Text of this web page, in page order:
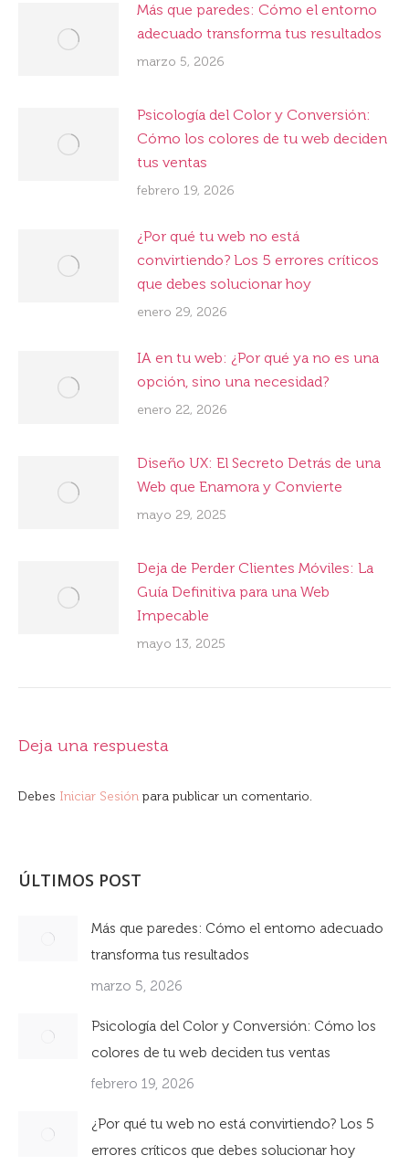
Más que paredes: Cómo el entorno
adecuado transforma tus resultados
marzo 5, 2026
Psicología del Color y Conversión:
Cómo los colores de tu web deciden
tus ventas
febrero 19, 2026
¿Por qué tu web no está
convirtiendo? Los 5 errores críticos
que debes solucionar hoy
enero 29, 2026
IA en tu web: ¿Por qué ya no es una
opción, sino una necesidad?
enero 22, 2026
Diseño UX: El Secreto Detrás de una
Web que Enamora y Convierte
mayo 29, 2025
Deja de Perder Clientes Móviles: La
Guía Definitiva para una Web
Impecable
mayo 13, 2025
Deja una respuesta
Debes Iniciar Sesión para publicar un comentario.
ÚLTIMOS POST
Más que paredes: Cómo el entorno adecuado
transforma tus resultados
marzo 5, 2026
Psicología del Color y Conversión: Cómo los
colores de tu web deciden tus ventas
febrero 19, 2026
¿Por qué tu web no está convirtiendo? Los 5
errores críticos que debes solucionar hoy